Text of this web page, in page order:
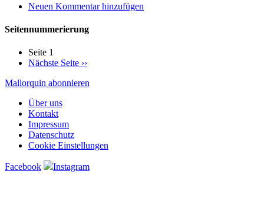
Neuen Kommentar hinzufügen
Seitennummerierung
Seite 1
Nächste Seite ››
Mallorquin abonnieren
Über uns
Kontakt
Impressum
Datenschutz
Cookie Einstellungen
Facebook Instagram